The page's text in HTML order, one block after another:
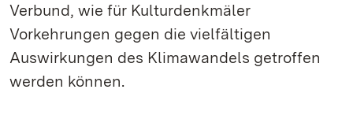
Verbund, wie für Kulturdenkmäler
Vorkehrungen gegen die vielfältigen
Auswirkungen des Klimawandels getroffen
werden können.